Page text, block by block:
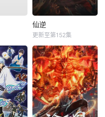
仙逆
更新至第152集